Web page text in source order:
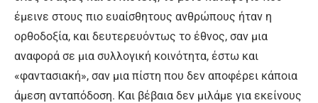
έμεινε στους πιο ευαίσθητους ανθρώπους ήταν η
ορθοδοξία, και δευτερευόντως το έθνος, σαν μια
αναφορά σε μια συλλογική κοινότητα, έστω και
«φαντασιακή», σαν μια πίστη που δεν αποφέρει κάποια
άμεση ανταπόδοση. Και βέβαια δεν μιλάμε για εκείνους